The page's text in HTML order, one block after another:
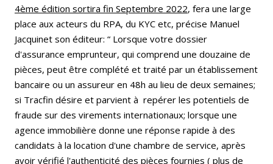
4ème édition sortira fin Septembre 2022, fera une large
place aux acteurs du RPA, du KYC etc, précise Manuel
Jacquinet son éditeur: “ Lorsque votre dossier
d'assurance emprunteur, qui comprend une douzaine de
pièces, peut être complété et traité par un établissement
bancaire ou un assureur en 48h au lieu de deux semaines;
si Tracfin désire et parvient à repérer les potentiels de
fraude sur des virements internationaux; lorsque une
agence immobilière donne une réponse rapide à des
candidats à la location d'une chambre de service, après
avoir vérifié l'authenticité des pièces fournies ( plus de